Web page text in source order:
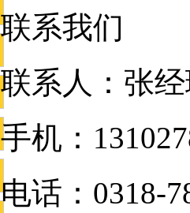
联系我们
联系人：张
手机：
电话：0318-